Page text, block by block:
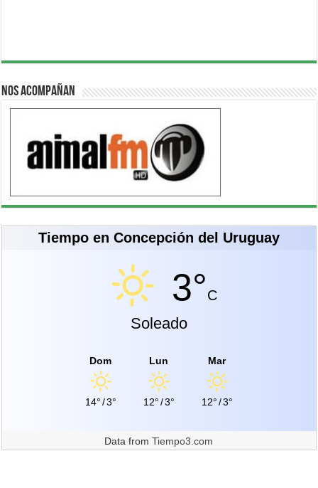
Nos acompañan
Tiempo en Concepción del Uruguay
3°C
Soleado
Dom
14°/3°
Lun
12°/3°
Mar
12°/3°
Data fromTiempo3.com